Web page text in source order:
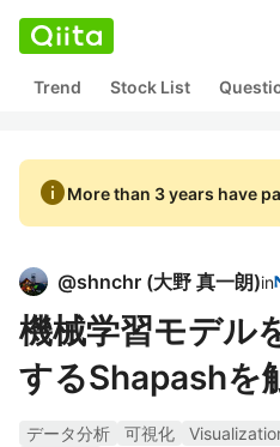
Trend Stock List
infoMore than 3 years have
@shnchr (大野 真一朗)in
機械学習モデル
するShapashを
データ分析 可視化